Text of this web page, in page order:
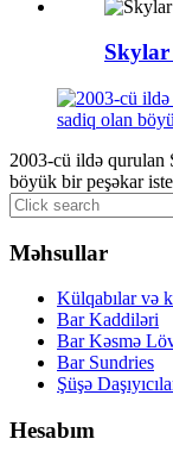
Skylar
2003-cü ildə qurulan
böyük bir peşəkar
Məhsullar
Külqabılar və
Bar Kaddiləri
Bar Kəsmə
Bar Sundries
Şüşə
Hesabım